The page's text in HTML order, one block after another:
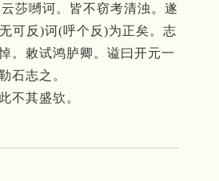
莎嚩诃。 皆不窃考清浊。 遂
可反)诃(呼个反)为正矣。 志
。 敕试鸿胪卿。 谥曰开元一
石志之。
此不其盛欤。